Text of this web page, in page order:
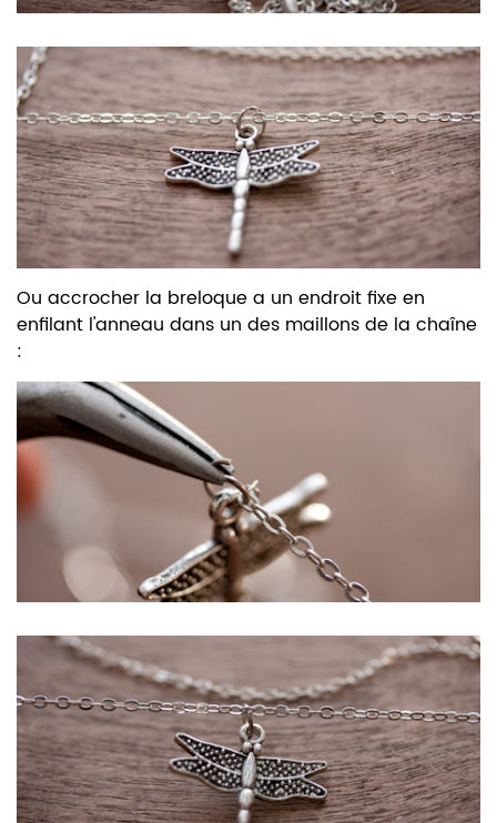
Ou accrocher la breloque a un endroit fixe en
enfilant l'anneau dans un des maillons de la chaîne
: